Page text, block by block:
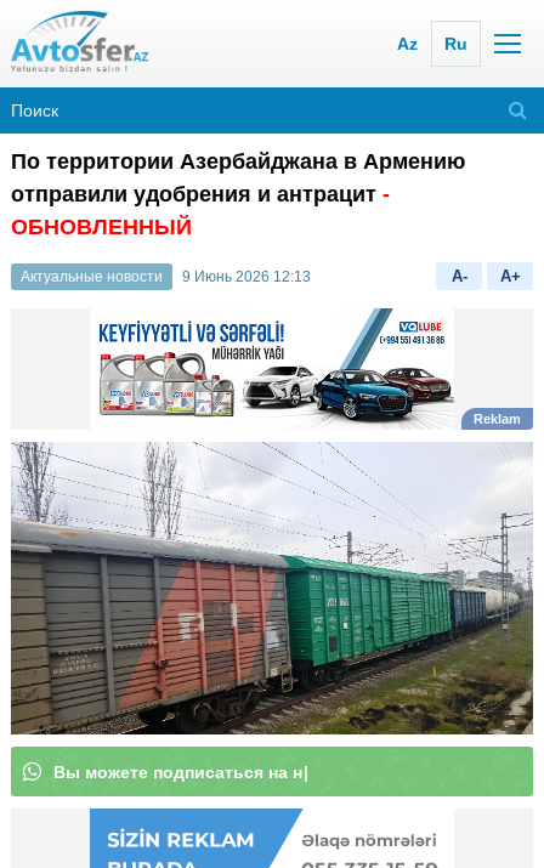
Az Ru
По территории Азербайджана в Армению
отправили удобрения и антрацит -
ОБНОВЛЕННЫЙ
Актуальные новости 9 Июнь 2026 12:13 A- A+
Вы мо|